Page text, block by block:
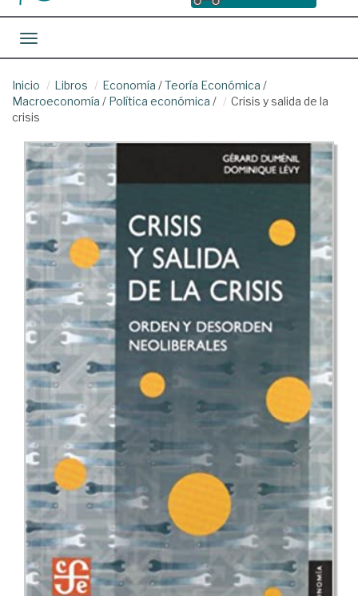
Toggle navigation
Inicio Libros Economía /Teoría Económica /
Macroeconomía / Política económica /
Crisis y salida de la
crisis